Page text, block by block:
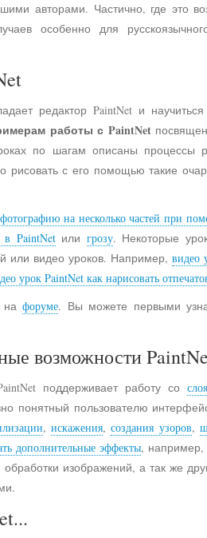
авторами. Частично, где это
особенно для
редактор PaintNet и
работы с PaintNet
по шагам описаны процессы
рисовать с его помощью такие
фотографию на несколько частей при
в PaintNetили грозу. Некоторые
или видео уроков. Например,видео
урок PaintNet как нарисовать
нафоруме. Вы можете первыми
возможности
поддерживает работу со
понятный пользователю
, искажения,создания узоров,
дополнительные эффекты,
изображений, а так же